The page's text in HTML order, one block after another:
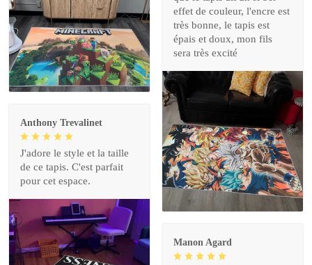
effet de couleur, l'encre est
très bonne, le tapis est
épais et doux, mon fils
sera très excité
Anthony Trevalinet
J'adore le style et la taille
de ce tapis. C'est parfait
pour cet espace.
Manon Agard